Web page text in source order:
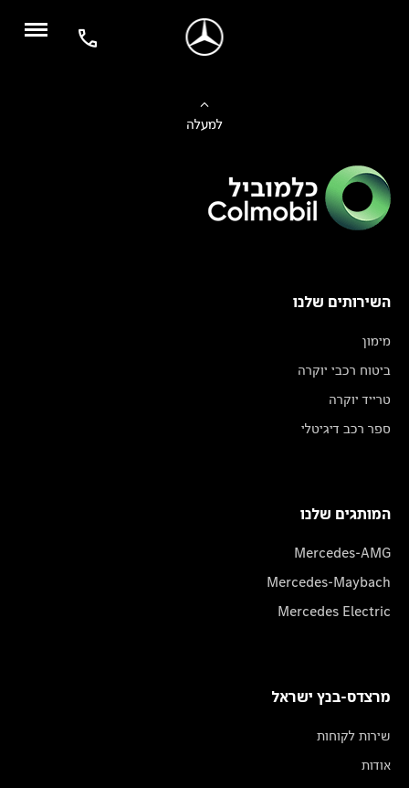
למעלה
השירותים שלנו
מימון
ביטוח רכבי יוקרה
טרייד יוקרה
ספר רכב דיגיטלי
המותגים שלנו
Mercedes-AMG
Mercedes-Maybach
Mercedes Electric
מרצדס-בנץ ישראל
שירות לקוחות
אודות